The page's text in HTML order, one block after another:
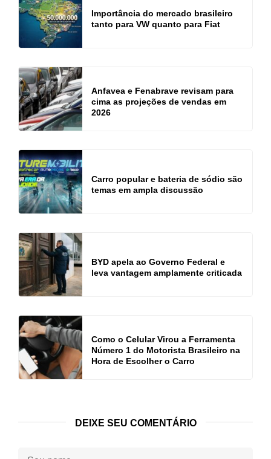
Importância do mercado brasileiro
tanto para VW quanto para Fiat
Anfavea e Fenabrave revisam para
cima as projeções de vendas em
2026
Carro popular e bateria de sódio são
temas em ampla discussão
BYD apela ao Governo Federal e
leva vantagem amplamente criticada
Como o Celular Virou a Ferramenta
Número 1 do Motorista Brasileiro na
Hora de Escolher o Carro
DEIXE SEU COMENTÁRIO
Seu